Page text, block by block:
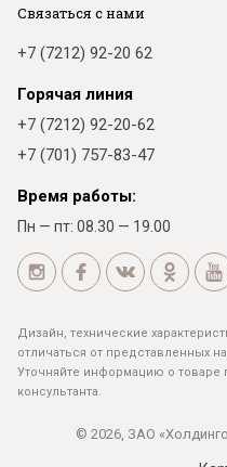
Связаться с нами
+7 (7212) 92-20 62
Горячая линия
+7 (7212) 92-20-62
+7 (701) 757-83-47
Время работы:
Пн — пт: 08.30 — 19.00
Дизайн, технические
отличаться от представленных
Уточняйте информацию о товаре
консультанта.
© 2026, ЗАО